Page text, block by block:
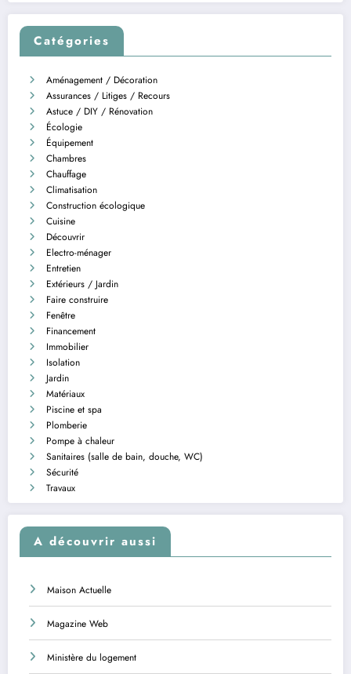
Catégories
Aménagement / Décoration
Assurances / Litiges / Recours
Astuce / DIY / Rénovation
Écologie
Équipement
Chambres
Chauffage
Climatisation
Construction écologique
Cuisine
Découvrir
Electro-ménager
Entretien
Extérieurs / Jardin
Faire construire
Fenêtre
Financement
Immobilier
Isolation
Jardin
Matériaux
Piscine et spa
Plomberie
Pompe à chaleur
Sanitaires (salle de bain, douche, WC)
Sécurité
Travaux
A découvrir aussi
Maison Actuelle
Magazine Web
Ministère du logement